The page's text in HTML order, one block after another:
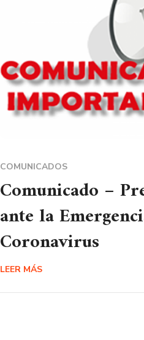
COMUNICADOS
Comunicado –
ante la
Coronavirus
LEER MÁS